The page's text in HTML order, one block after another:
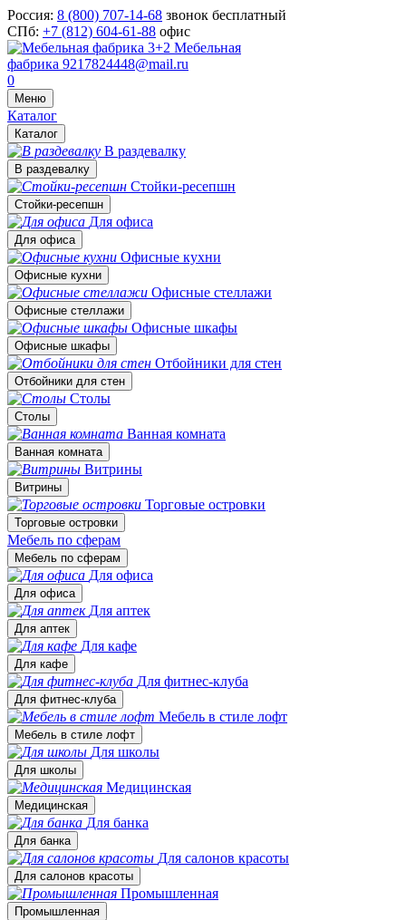
Россия: 8 (800) 707-14-68 звонок бесплатный
СПб: +7 (812) 604-61-88 офис
Мебельная
фабрика 9217824448@mail.ru
0
Меню
Каталог
Каталог
В раздевалку
В раздевалку
Стойки-ресепшн
Стойки-ресепшн
Для офиса
Для офиса
Офисные кухни
Офисные кухни
Офисные стеллажи
Офисные стеллажи
Офисные шкафы
Офисные шкафы
Отбойники для стен
Отбойники для стен
Столы
Столы
Ванная комната
Ванная комната
Витрины
Витрины
Торговые островки
Торговые островки
Мебель по сферам
Мебель по сферам
Для офиса
Для офиса
Для аптек
Для аптек
Для кафе
Для кафе
Для фитнес-клуба
Для фитнес-клуба
Мебель в стиле лофт
Мебель в стиле лофт
Для школы
Для школы
Медицинская
Медицинская
Для банка
Для банка
Для салонов красоты
Для салонов красоты
Промышленная
Промышленная